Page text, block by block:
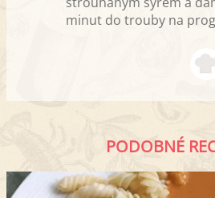
minut do trouby na
PODOBNÉ